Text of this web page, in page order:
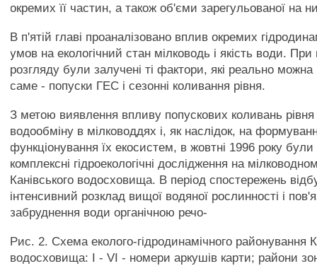
окремих її частин, а також об'єми зарегульованої на
В п'ятій главі проаналізовано вплив окремих
умов на екологічний стан мілководь і якість води.
розгляду були залучені ті фактори, які реально
саме - попуски ГЕС і сезонні коливання рівня.
З метою виявлення впливу попускових коливань
водообміну в мілководдях і, як наслідок, на
функціонування їх екосистем, в жовтні 1996 року були
комплексні гідроекологічні дослідження на
Канівського водосховища. В період спостережень
інтенсивний розклад вищої водяної рослинності і
забруднення води органічною речо-
Рис. 2. Схема еколого-гідродинамічного районування
водосховища: І - VI - номери аркушів карти; райони